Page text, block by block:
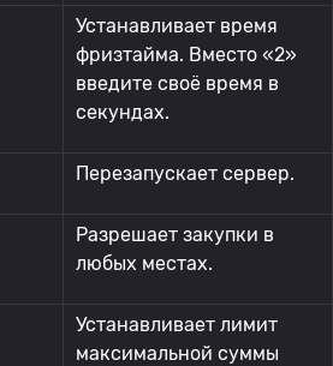
Устанавливает время
фризтайма. Вместо «2»
введите своё время в
секундах.
Перезапускает сервер.
Разрешает закупки в
любых местах.
Устанавливает лимит
максимальной суммы